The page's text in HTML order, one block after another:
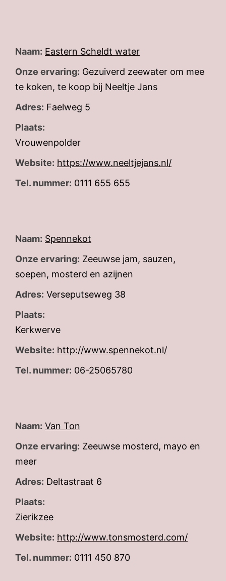
Naam: Eastern Scheldt water
Onze ervaring: Gezuiverd zeewater om mee
te koken, te koop bij Neeltje Jans
Adres: Faelweg 5
Plaats:
Vrouwenpolder
Website: https://www.neeltjejans.nl/
Tel. nummer: 0111 655 655
Naam: Spennekot
Onze ervaring: Zeeuwse jam, sauzen,
soepen, mosterd en azijnen
Adres: Verseputseweg 38
Plaats:
Kerkwerve
Website: http://www.spennekot.nl/
Tel. nummer: 06-25065780
Naam: Van Ton
Onze ervaring: Zeeuwse mosterd, mayo en
meer
Adres: Deltastraat 6
Plaats:
Zierikzee
Website: http://www.tonsmosterd.com/
Tel. nummer: 0111 450 870